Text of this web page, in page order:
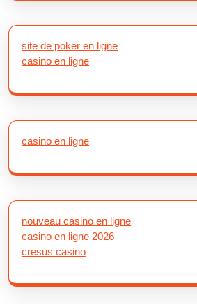
site de poker en ligne
casino en ligne
casino en ligne
nouveau casino en ligne
casino en ligne 2026
cresus casino